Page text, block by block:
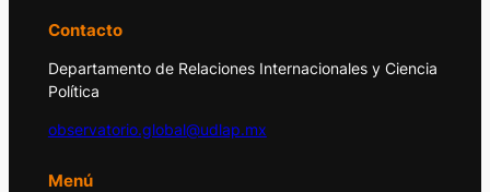
Contacto
Departamento de Relaciones Internacionales y Ciencia
Política
observatorio.global@udlap.mx
Menú